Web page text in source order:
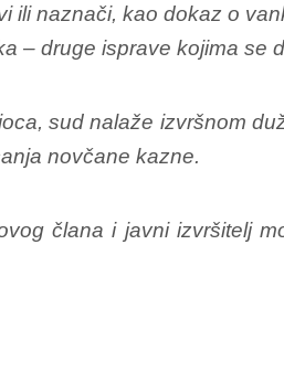
ili naznači, kao dokaz o
– druge isprave kojima se
sud nalaže izvršnom
novčane kazne.
člana i javni izvršitelj